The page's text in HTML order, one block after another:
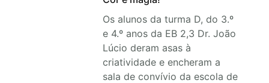
Os alunos da turma D, do 3.º
e 4.º anos da EB 2,3 Dr. João
Lúcio deram asas à
criatividade e encheram a
sala de convívio da escola de